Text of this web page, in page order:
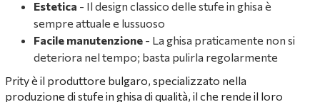
Estetica - Il design classico delle stufe in ghisa è
sempre attuale e lussuoso
Facile manutenzione - La ghisa praticamente non si
deteriora nel tempo; basta pulirla regolarmente
Prity è il produttore bulgaro, specializzato nella
produzione di stufe in ghisa di qualità, il che rende il loro